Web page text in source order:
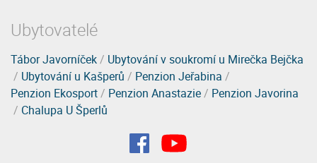
Ubytovatelé
Tábor Javorníček/ Ubytování v soukromí u Mirečka Bejčka
/ Ubytování u Kašperů / Penzion Jeřabina /
Penzion Ekosport/ Penzion Anastazie/ Penzion Javorina
/ Chalupa U Šperlů